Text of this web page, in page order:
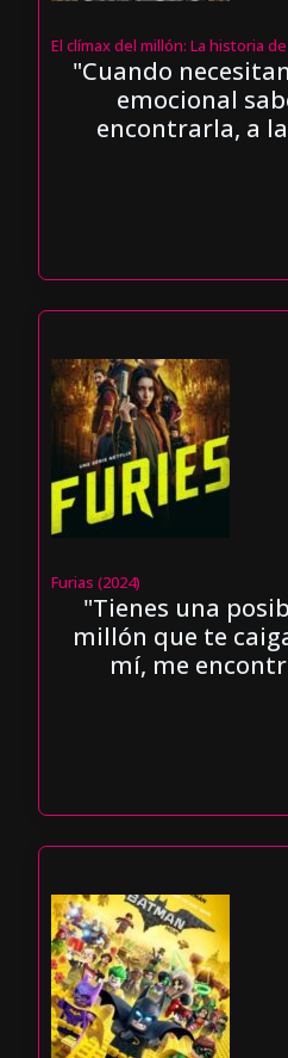
El clímax del millón: La historia
"Cuando
emocional
encontrarla, a
Furias (2024)
"Tienes una
millón que te
mí, me